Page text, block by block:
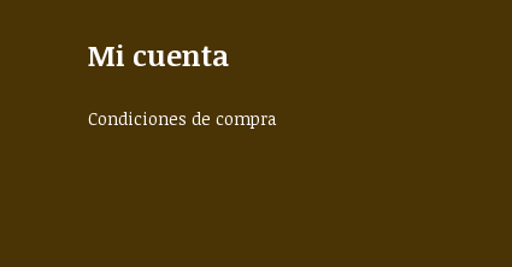
Mi cuenta
Condiciones de compra